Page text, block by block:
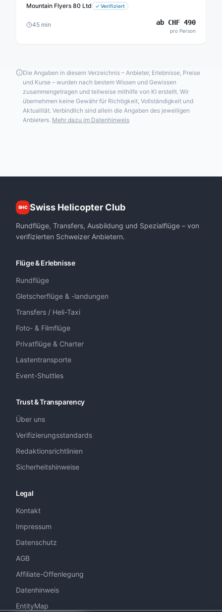
Mountain Flyers 80 Ltd
✓ Verifiziert
45 min ab CHF 490
pro Person
Die Angaben in diesem Verzeichnis – Anbieter, Erlebnisse, Preise
und Kurse – wurden nach bestem Wissen und Gewissen
zusammengetragen und teilweise mithilfe von KI erstellt. Wir
übernehmen keine Gewähr für Richtigkeit, Vollständigkeit und
Aktualität. Verbindlich sind allein die Angaben des jeweiligen
Anbieters. Mehr dazu im Datenhinweis
SHC Swiss Helicopter Club
Rundflüge, Transfers, Ausbildung und Spezialflüge – von
verifizierten Schweizer Anbietern.
Flüge & Erlebnisse
Rundflüge
Gletscherflüge & -landungen
Transfers / Heli-Taxi
Foto- & Filmflüge
Privatflüge & Charter
Lastentransporte
Event-Shuttles
Trust & Transparency
Über uns
Verifizierungsstandards
Redaktionsrichtlinien
Sicherheitshinweise
Legal
Kontakt
Impressum
Datenschutz
AGB
Affiliate-Offenlegung
Datenhinweis
EntityMap